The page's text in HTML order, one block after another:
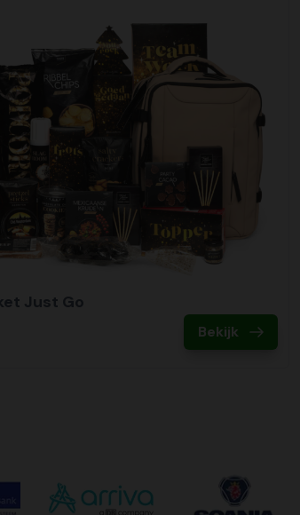
Just Go
Bekijk